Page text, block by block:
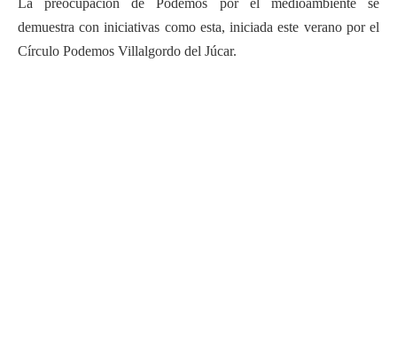
La preocupación de Podemos por el medioambiente se
demuestra con iniciativas como esta, iniciada este verano por el
Círculo Podemos Villalgordo del Júcar.